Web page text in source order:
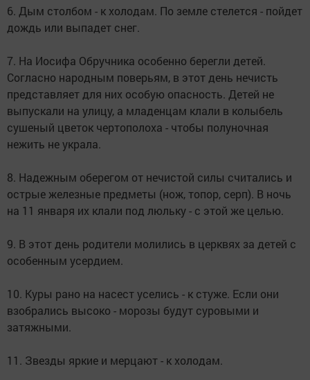
6. Дым столбом - к холодам. По земле стелется - пойдет
дождь или выпадет снег.
7. На Иосифа Обручника особенно берегли детей.
Согласно народным поверьям, в этот день нечисть
представляет для них особую опасность. Детей не
выпускали на улицу, а младенцам клали в колыбель
сушеный цветок чертополоха - чтобы полуночная
нежить не украла.
8. Надежным оберегом от нечистой силы считались и
острые железные предметы (нож, топор, серп). В ночь
на 11 января их клали под люльку - с этой же целью.
9. В этот день родители молились в церквях за детей с
особенным усердием.
10. Куры рано на насест уселись - к стуже. Если они
взобрались высоко - морозы будут суровыми и
затяжными.
11. Звезды яркие и мерцают - к холодам.